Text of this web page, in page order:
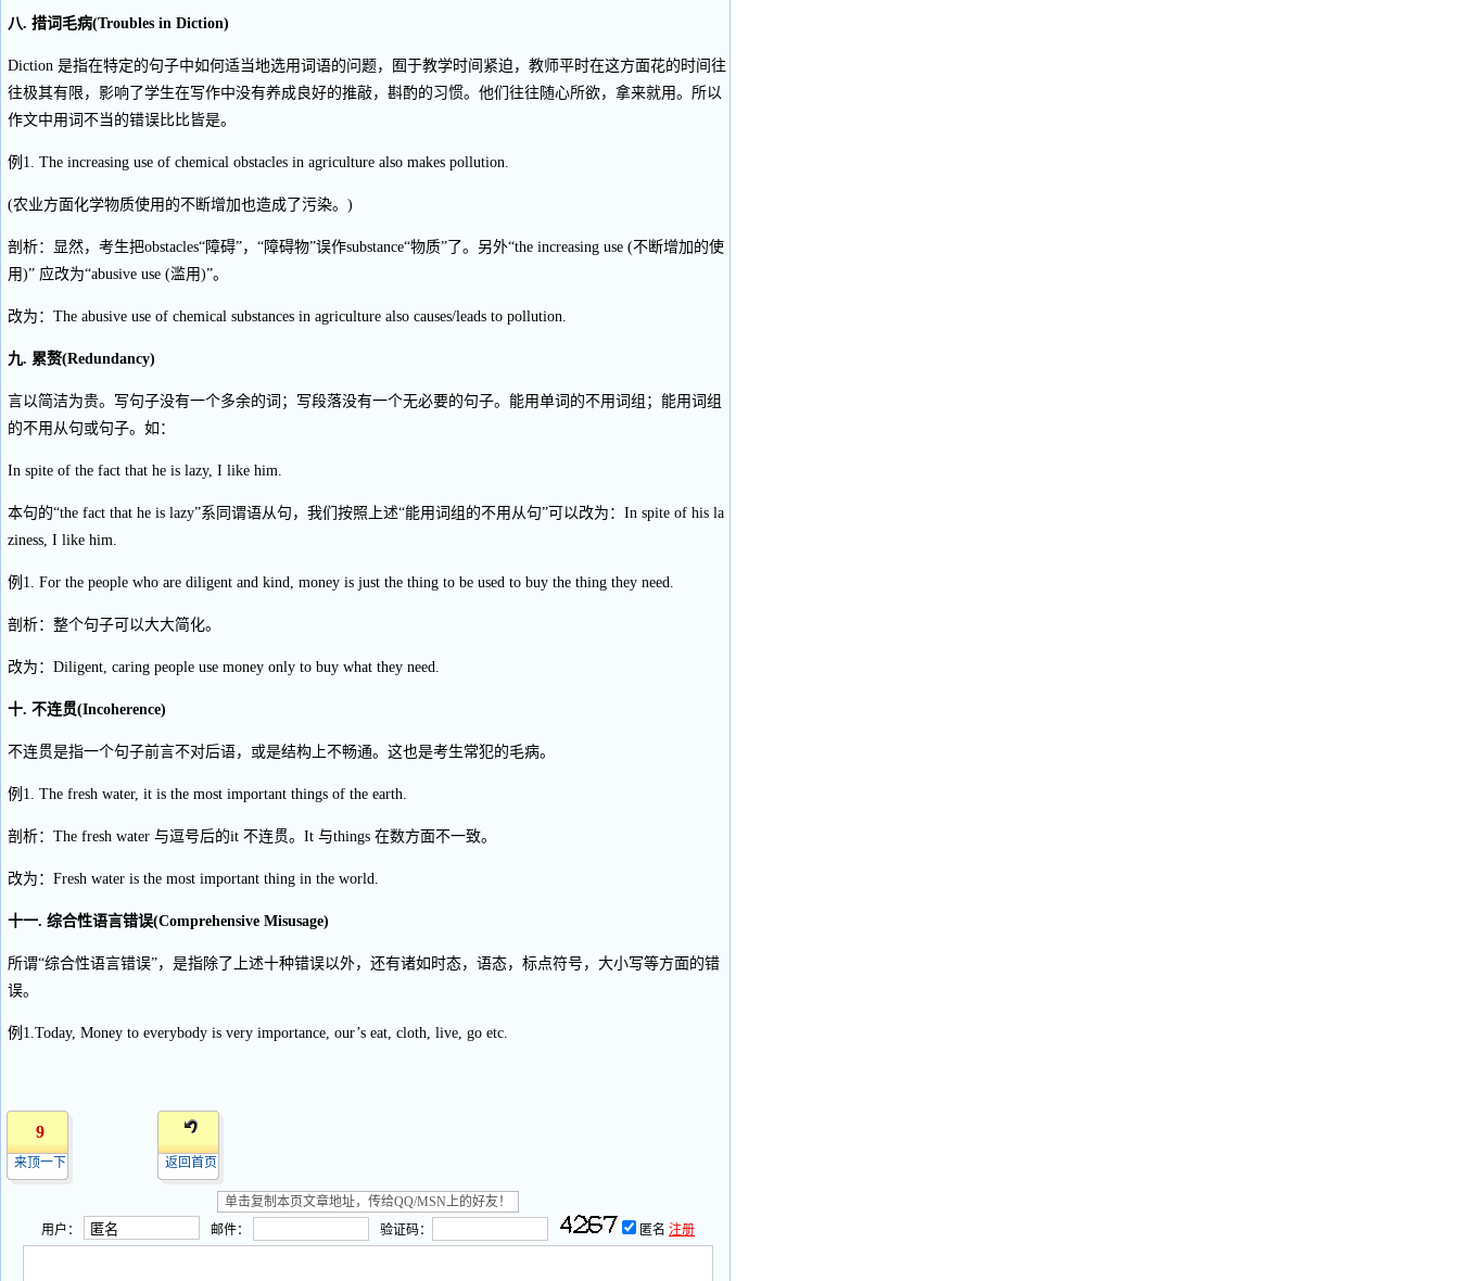
八. 措词毛病(Troubles in Diction)
Diction 是指在特定的句子中如何适当地选用词语的问题，囿于教学时间紧迫，教师平时在这方面花的时间往
往极其有限，影响了学生在写作中没有养成良好的推敲，斟酌的习惯。他们往往随心所欲，拿来就用。所以
作文中用词不当的错误比比皆是。
例1. The increasing use of chemical obstacles in agriculture also makes pollution.
(农业方面化学物质使用的不断增加也造成了污染。)
剖析：显然，考生把obstacles“障碍”，“障碍物”误作substance“物质”了。另外“the increasing use (不断增加的使
用)” 应改为“abusive use (滥用)”。
改为：The abusive use of chemical substances in agriculture also causes/leads to pollution.
九. 累赘(Redundancy)
言以简洁为贵。写句子没有一个多余的词；写段落没有一个无必要的句子。能用单词的不用词组；能用词组
的不用从句或句子。如：
In spite of the fact that he is lazy, I like him.
本句的“the fact that he is lazy”系同谓语从句，我们按照上述“能用词组的不用从句”可以改为：In spite of his la
ziness, I like him.
例1. For the people who are diligent and kind, money is just the thing to be used to buy the thing they need.
剖析：整个句子可以大大简化。
改为：Diligent, caring people use money only to buy what they need.
十. 不连贯(Incoherence)
不连贯是指一个句子前言不对后语，或是结构上不畅通。这也是考生常犯的毛病。
例1. The fresh water, it is the most important things of the earth.
剖析：The fresh water 与逗号后的it 不连贯。It 与things 在数方面不一致。
改为：Fresh water is the most important thing in the world.
十一. 综合性语言错误(Comprehensive Misusage)
所谓“综合性语言错误”，是指除了上述十种错误以外，还有诸如时态，语态，标点符号，大小写等方面的错
误。
例1.Today, Money to everybody is very importance, our’s eat, cloth, live, go etc.
9
来顶一下 返回首页
用户： 邮件： 验证码： 匿名 注册